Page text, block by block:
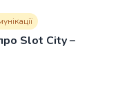
Slot City –